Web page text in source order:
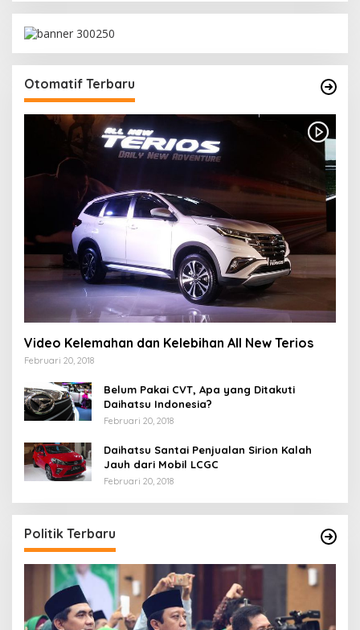
Otomatif Terbaru
Video Kelemahan dan Kelebihan All New Terios
Februari 20, 2018
Belum Pakai CVT, Apa yang Ditakuti
Daihatsu Indonesia?
Februari 20, 2018
Daihatsu Santai Penjualan Sirion Kalah
Jauh dari Mobil LCGC
Februari 20, 2018
Politik Terbaru